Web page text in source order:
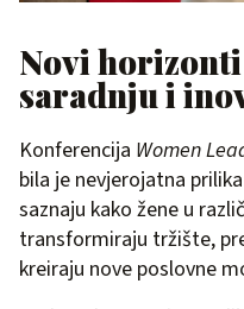
Novi horizonti
saradnju i
Konferencija Women
bila je nevjerojatna
saznaju kako žene u
transformiraju tržište,
kreiraju nove poslovne